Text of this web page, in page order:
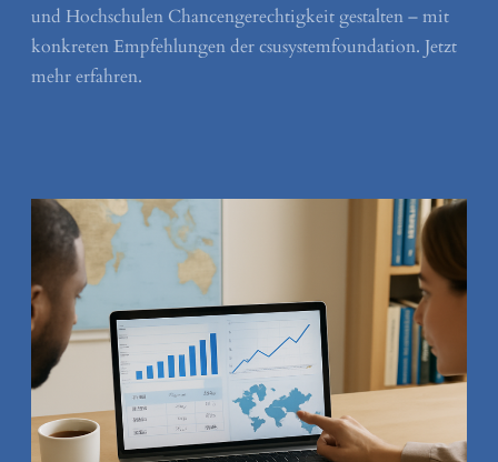
und Hochschulen Chancengerechtigkeit gestalten – mit
konkreten Empfehlungen der csusystemfoundation. Jetzt
mehr erfahren.